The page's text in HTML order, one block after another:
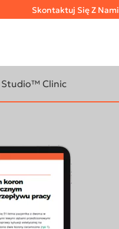
Studio™ Clinic
implantów DTX
Go Sync
Skontaktuj Się Z Nami